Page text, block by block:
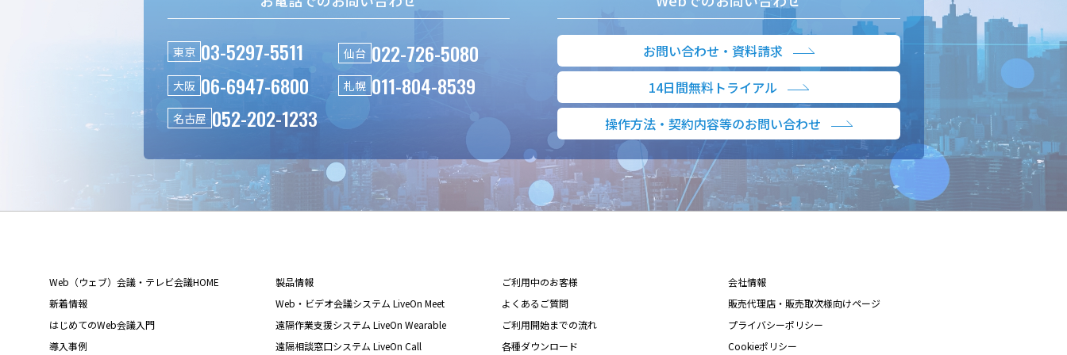
東京 03-5297-5511 仙台 022-726-5080
大阪 06-6947-6800 札幌 011-804-8539
名古屋 052-202-1233
お問い合わせ・資料請求
14日間無料トライアル
操作方法・契約内容等のお問い合わせ
Web（ウェブ）会議・テレビ会議HOME
新着情報
はじめてのWeb会議入門
導入事例
製品情報
Web・ビデオ会議システム LiveOn Meet
遠隔作業支援システム LiveOn Wearable
遠隔相談窓口システム LiveOn Call
ご利用中のお客様
よくあるご質問
ご利用開始までの流れ
各種ダウンロード
会社情報
販売代理店・販売取次様向けページ
プライバシーポリシー
Cookieポリシー